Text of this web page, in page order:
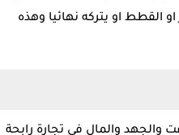
القطط او يتركه نهائيا وهذه
والجهد والمال في تجارة رابحة